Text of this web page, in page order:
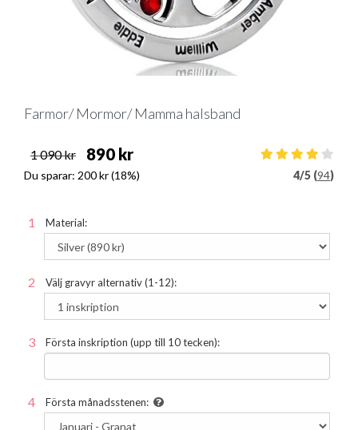
Farmor/ Mormor/ Mamma halsband
1 090 kr 890 kr
Du sparar: 200 kr(18%) 4/5 (94)
Material:
Välj gravyr alternativ (1-12):
Första inskription (upp till 10 tecken):
Första månadsstenen: